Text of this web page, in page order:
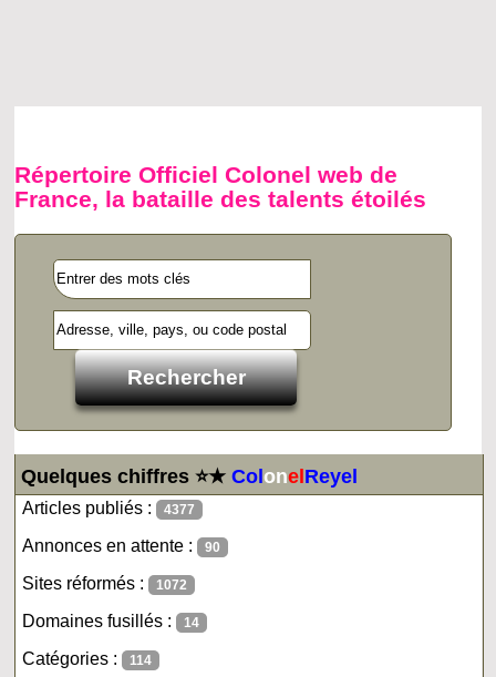
Répertoire Officiel Colonel web de
France, la bataille des talents étoilés
Quelques chiffres ⭐★ColonelReyel
Articles publiés : 4377
Annonces en attente : 90
Sites réformés : 1072
Domaines fusillés : 14
Catégories : 114